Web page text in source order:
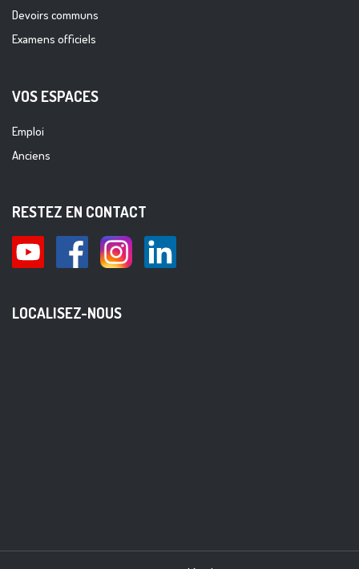
Devoirs communs
Examens officiels
VOS ESPACES
Emploi
Anciens
RESTEZ EN CONTACT
LOCALISEZ-NOUS